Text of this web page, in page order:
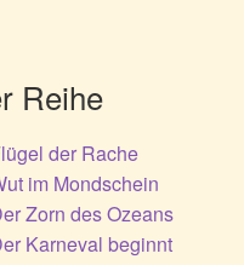
Reihe
der Rache
im Mondschein
Zorn des Ozeans
Karneval beginnt